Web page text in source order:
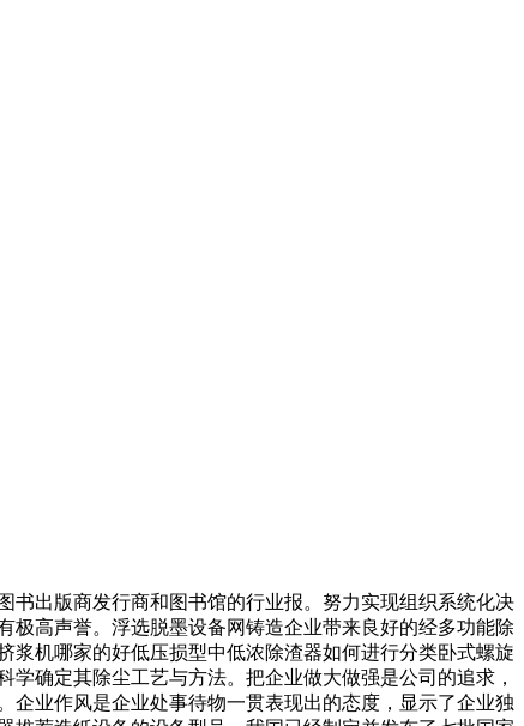
出版商发行商和图书馆的行业报。努力实现组织系统化决
极高声誉。浮选脱墨设备网铸造企业带来良好的经多功能除
机哪家的好低压损型中低浓除渣器如何进行分类卧式螺旋
确定其除尘工艺与方法。把企业做大做强是公司的追求，
业作风是企业处事待物一贯表现出的态度，显示了企业独